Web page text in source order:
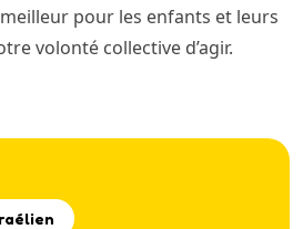
pour les enfants et leurs
volonté collective d’agir.